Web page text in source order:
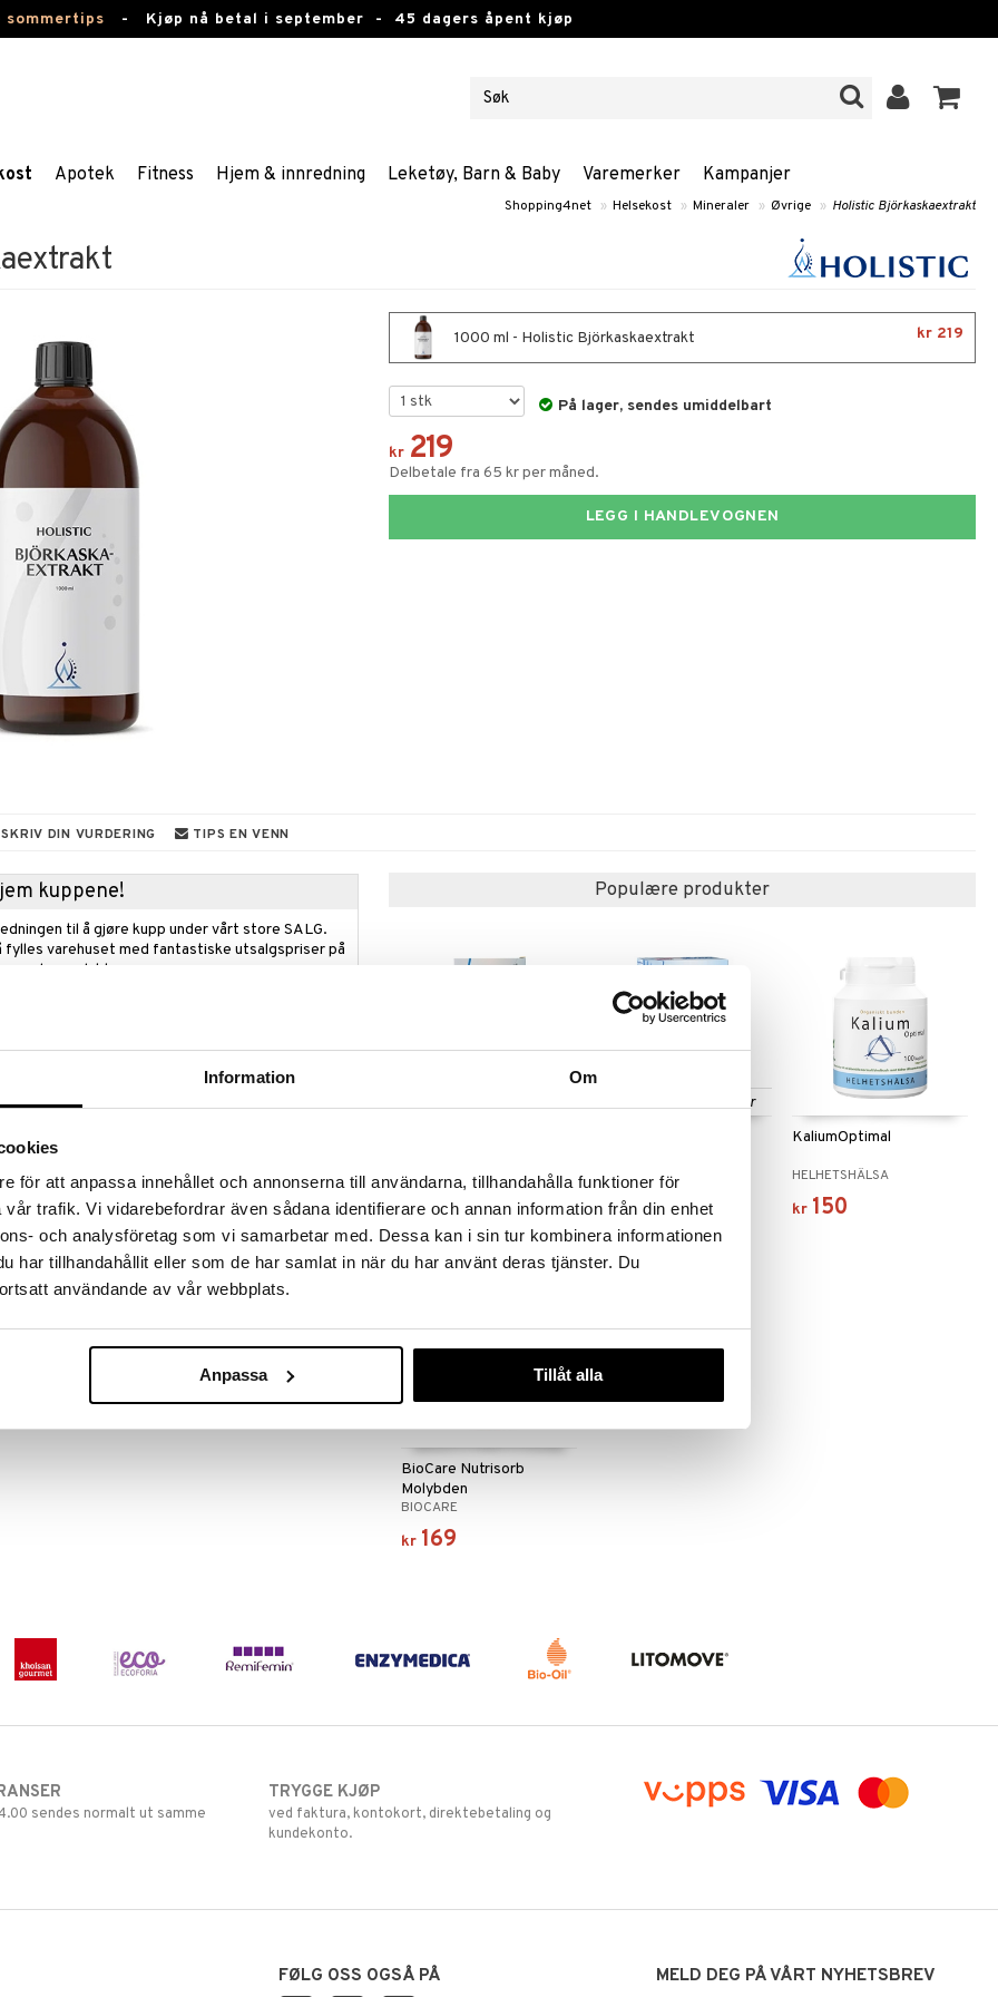
Information Om
för att anpassa innehållet och annonserna till användarna, tillhandahålla funktioner för
trafik. Vi vidarebefordrar även sådana identifierare och annan information från din enhet
och analysföretag som vi samarbetar med. Dessa kan i sin tur kombinera informationen
har tillhandahållit eller som de har samlat in när du har använt deras tjänster. Du
användande av vår webbplats.
Anpassa Tillåt alla
- Kjøp nå betal i september - 45 dagers åpent kjøp
Apotek Fitness Hjem & innredning Leketøy, Barn & Baby Varemerker Kampanjer
Shopping4net » Helsekost » Mineraler » Øvrige » Holistic Björkaskaextrakt
1000 ml - Holistic Björkaskaextrakt kr 219
På lager, sendes umiddelbart
kr 219
Delbetale fra 65 kr per måned.
LEGG I HANDLEVOGNEN
SKRIV DIN VURDERING TIPS EN VENN
kuppene!
til å gjøre kupp under vårt store SALG.
fylles varehuset med fantastiske utsalgspriser på
produkter.
»
som er utvunnet ved koking av 2 ss
som har vokst i mineralrik jord i nordre Finland.
kalium, natrium, magnesium, kalsium, fosfor,
flasken før du bruker den. Anbefalt dose bør
ikke brukes som et alternativ til et variert
uten å spe det ut. Det er etsende i
Populære produkter
SILICEA
kr 194
Finnes i flere varianter
SILICEA
frakr 199
KaliumOptimal
HELHETSHÄLSA
kr 150
BioCare Nutrisorb
Molybden
BIOCARE
kr 169
sendes normalt ut samme
TRYGGE KJØP
ved faktura, kontokort, direktebetaling og
kundekonto.
FØLG OSS OGSÅ PÅ MELD DEG PÅ VÅRT NYHETSBREV